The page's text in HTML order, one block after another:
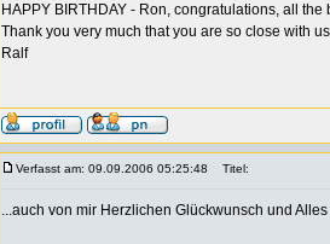
HAPPY BIRTHDAY - Ron, congratulations, all
Thank you very much that you are so close with
Ralf
Verfasst am: 09.09.2006 05:25:48 Titel:
...auch von mir Herzlichen Glückwunsch und